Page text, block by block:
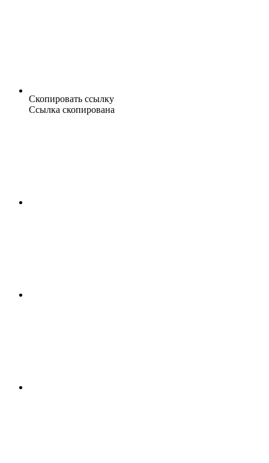
Скопировать ссылку
Ссылка скопирована